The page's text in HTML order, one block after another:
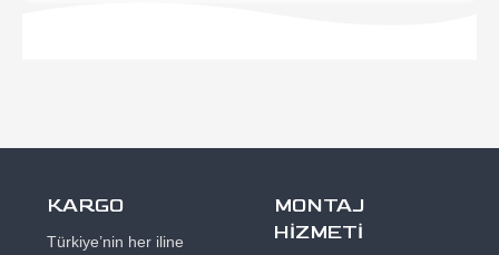
KARGO
Türkiye’nin her iline
MONTAJ
HİZMETİ